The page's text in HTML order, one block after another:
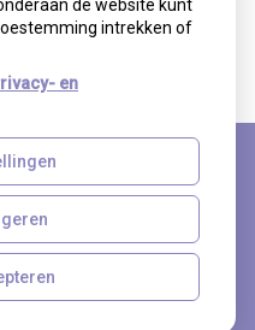
|Beheer
de website kunt
intrekken of
en